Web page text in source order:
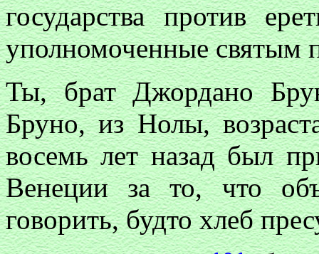
государства против
уполномоченные святым
Ты, брат Джордано
Бруно, из Нолы,
восемь лет назад был
Венеции за то, что
говорить, будто хлеб